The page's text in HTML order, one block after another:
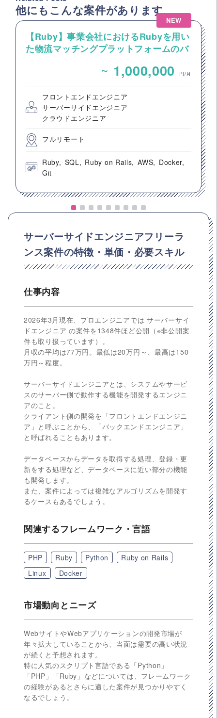
他にもこんな案件があります
NEW
【Ruby】事業会社におけるRubyを用い
た物流マッチングプラットフォームのバ
~ 1,000,000 円/月
フロントエンドエンジニア
サーバーサイドエンジニア
クラウドエンジニア
フルリモート
Ruby SQL Ruby on Rails AWS
Docker
Git
サーバーサイドエンジニアフリーラ
ンス案件の特徴・単価・必要スキル
仕事内容
2026年3月現在、プロエンジニアでは サーバーサイ
ドエンジニア の案件を1348件ほど公開（※非公開案
件も取り扱っています）。
月収の平均は77万円。最低は20万円～、最高は150
万円～程度。
サーバーサイドエンジニアとは、システムやサービ
スのサーバー側で動作する機能を開発するエンジニ
アのこと。
クライアント側の開発を「フロントエンドエンジニ
ア」と呼ぶことから、「バックエンドエンジニア」
と呼ばれることもあります。
データベースからデータを取得する処理、登録・更
新をする処理など、データベースに近い部分の機能
も開発します。
また、案件によっては複雑なアルゴリズムを開発す
るケースもあるでしょう。
関連するフレームワーク・言語
PHP Ruby Python
Ruby on Rails
Linux
Docker
市場動向とニーズ
WebサイトやWebアプリケーションの開発市場が
年々拡大していることから、当面は需要の高い状況
が続くと予想されます。
特に人気のスクリプト言語である「Python」
「PHP」「Ruby」などについては、フレームワーク
の経験があるとさらに適した案件が見つかりやすく
なるでしょう。